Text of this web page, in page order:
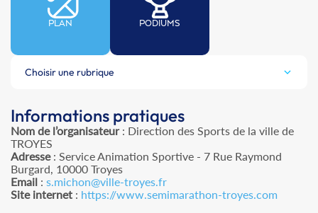
PLAN PODIUMS
Choisir une rubrique
Informations pratiques
Nom de l’organisateur: Direction des Sports de la ville de
TROYES
Adresse: Service Animation Sportive - 7 Rue Raymond
Burgard, 10000 Troyes
Email : s.michon@ville-troyes.fr
Site internet : https://www.semimarathon-troyes.com